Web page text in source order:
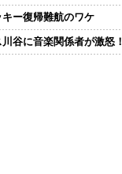
キー復帰難航のワケ
谷に音楽関係者が激怒！